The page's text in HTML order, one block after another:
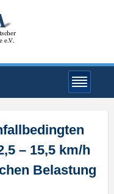
– 15,5 km/h
Belastung